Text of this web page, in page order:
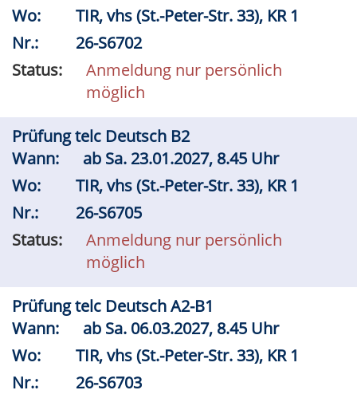
Wo:
TIR, vhs (St.-Peter-Str. 33), KR 1
Nr.:
26-S6702
Status:
Anmeldung nur persönlich
möglich
Prüfung telc Deutsch B2
Wann:
ab Sa. 23.01.2027, 8.45 Uhr
Wo:
TIR, vhs (St.-Peter-Str. 33), KR 1
Nr.:
26-S6705
Status:
Anmeldung nur persönlich
möglich
Prüfung telc Deutsch A2-B1
Wann:
ab Sa. 06.03.2027, 8.45 Uhr
Wo:
TIR, vhs (St.-Peter-Str. 33), KR 1
Nr.:
26-S6703